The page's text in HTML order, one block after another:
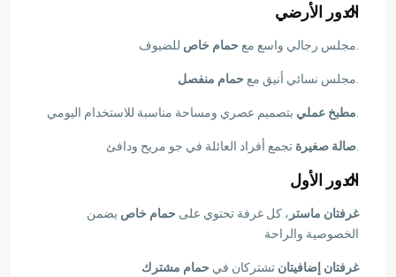
الدور الأرضي
مجلس رجالي واسع مع حمام خاص
مجلس نسائي أنيق مع حمام منفصل
مطبخ عملي
صالة صغيرة
الدور الأول
غرفتان ماستر ، كل غرفة تحتوي على حمام خاص يضمن
الخصوصية والراحة
غرفتان إضافيتان تشتركان في حمام مشترك